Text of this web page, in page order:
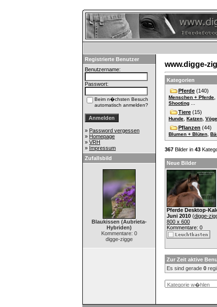
Registrierte Benutzer
Benutzername:
Passwort:
Beim n�chsten Besuch
automatisch anmelden?
» Password vergessen
» Homepage
» VRH
» Impressum
Zufallsbild
Blaukissen (Aubrieta-
Hybriden)
Kommentare: 0
digge-zigge
www.digge-
Kategorien
Pferde (140)
Menschen + Pferde
Shooting
Tiere (15)
Hunde Katzen
Pflanzen (44)
Blumen + Blüten
367 Bilder in 43
Neue Bilder
Pferde Desktop-
Juni 2010 (digge-
800 x 600
Kommentare: 0
Zur Zeit aktive
Es sind gerade 0